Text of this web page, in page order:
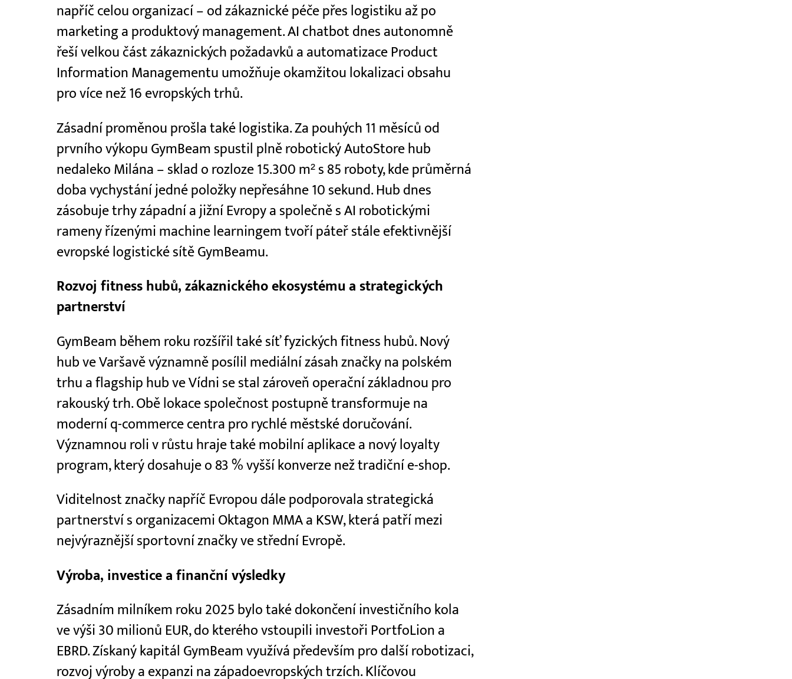
napříč celou organizací – od zákaznické péče přes logistiku až po
marketing a produktový management. AI chatbot dnes autonomně
řeší velkou část zákaznických požadavků a automatizace Product
Information Managementu umožňuje okamžitou lokalizaci obsahu
pro více než 16 evropských trhů.
Zásadní proměnou prošla také logistika. Za pouhých 11 měsíců od
prvního výkopu GymBeam spustil plně robotický AutoStore hub
nedaleko Milána – sklad o rozloze 15.300 m² s 85 roboty, kde průměrná
doba vychystání jedné položky nepřesáhne 10 sekund. Hub dnes
zásobuje trhy západní a jižní Evropy a společně s AI robotickými
rameny řízenými machine learningem tvoří páteř stále efektivnější
evropské logistické sítě GymBeamu.
Rozvoj fitness hubů, zákaznického ekosystému a strategických
partnerství
GymBeam během roku rozšířil také síť fyzických fitness hubů. Nový
hub ve Varšavě významně posílil mediální zásah značky na polském
trhu a flagship hub ve Vídni se stal zároveň operační základnou pro
rakouský trh. Obě lokace společnost postupně transformuje na
moderní q-commerce centra pro rychlé městské doručování.
Významnou roli v růstu hraje také mobilní aplikace a nový loyalty
program, který dosahuje o 83 % vyšší konverze než tradiční e-shop.
Viditelnost značky napříč Evropou dále podporovala strategická
partnerství s organizacemi Oktagon MMA a KSW, která patří mezi
nejvýraznější sportovní značky ve střední Evropě.
Výroba, investice a finanční výsledky
Zásadním milníkem roku 2025 bylo také dokončení investičního kola
ve výši 30 milionů EUR, do kterého vstoupili investoři PortfoLion a
EBRD. Získaný kapitál GymBeam využívá především pro další robotizaci,
rozvoj výroby a expanzi na západoevropských trzích. Klíčovou